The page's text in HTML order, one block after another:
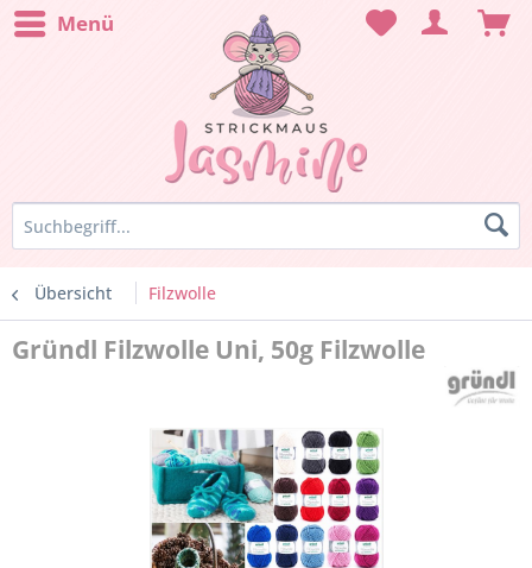
Menü
Übersicht Filzwolle
Gründl Filzwolle Uni, 50g Filzwolle